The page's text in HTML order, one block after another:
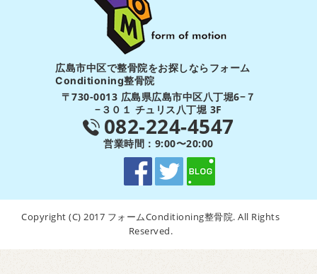
広島市中区で整骨院をお探しならフォーム
Conditioning整骨院
〒730-0013 広島県広島市中区八丁堀6−７
−３０１ チュリス八丁堀 3F
082-224-4547
営業時間：9:00〜20:00
Copyright (C) 2017 フォームConditioning整骨院. All Rights
Reserved.